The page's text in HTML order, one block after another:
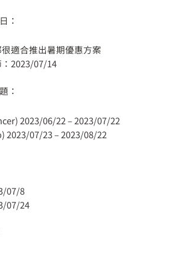
：
適合推出暑期優惠方案
2023/07/14
：
2023/06/22 – 2023/07/22
2023/07/23 – 2023/08/22
07/8
07/24